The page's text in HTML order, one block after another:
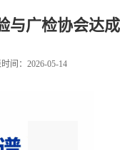
广检协会达
间：2026-05-14